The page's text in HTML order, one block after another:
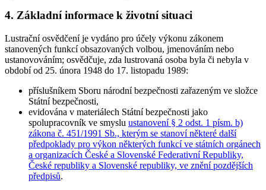
4. Základní informace k životní situaci
Lustrační osvědčení je vydáno pro účely výkonu zákonem
stanovených funkcíobsazovaných volbou, jmenováním nebo
ustanovováním; osvědčuje, zda lustrovaná osoba byla či nebyla v
období od 25. února 1948 do 17. listopadu 1989:
příslušníkem Sboru národní bezpečnosti zařazeným ve složce
Státní bezpečnosti,
evidována v materiálech Státní bezpečnosti jako
spolupracovník ve smyslu ustanovení § 2 odst. 1 písm. b)
zákona č. 451/1991 Sb., kterým se stanoví některé další
předpoklady pro výkon některých funkcí ve státních orgánech
a organizacích České a Slovenské Federativní Republiky,
České republiky a Slovenské republiky, ve znění pozdějších
předpisů.